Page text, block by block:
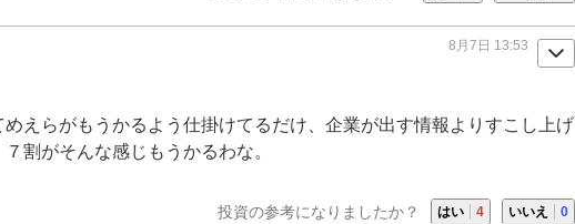
8月7日 13:53
めえらがもうかるよう仕掛けてるだけ、企業が出す情報よりすこし上げ
割がそんな感じもうかるわな。
投資の参考になりましたか？ はい 4 いいえ 0